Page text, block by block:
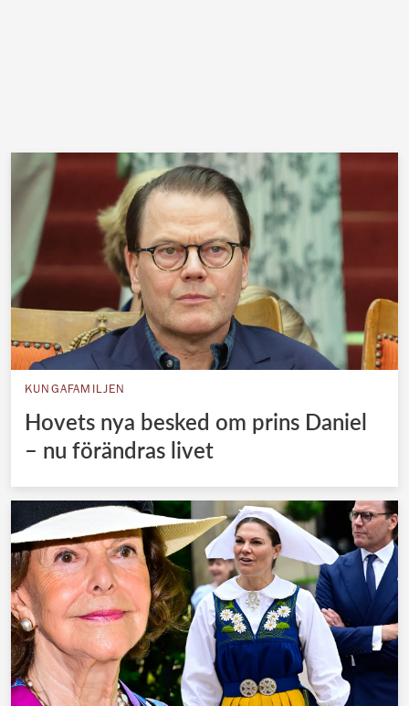
KUNGAFAMILJEN
Hovets nya besked om prins Daniel
– nu förändras livet